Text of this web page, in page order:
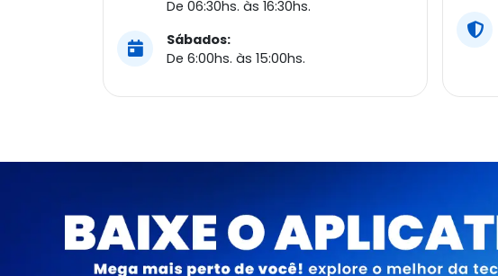
De 06:30hs. às 16:30hs.
Sábados:
De 6:00hs. às 15:00hs.